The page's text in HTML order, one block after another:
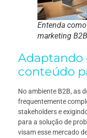
Entenda
marketing
Adaptando
conteúdo
No ambiente B2B, as
frequentemente
stakeholders e
para a solução de
visam esse mercado